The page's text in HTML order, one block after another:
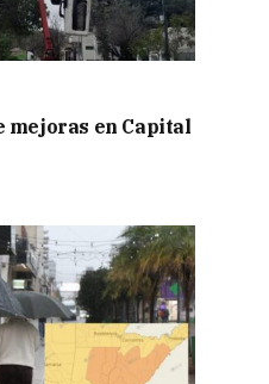
mejoras en Capital